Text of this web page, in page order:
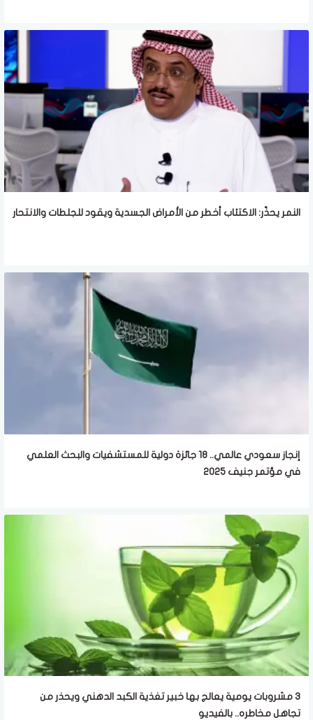
النمر يحذّر: الاكتئاب أخطر من الأمراض الجسدية ويقود للجلطات والانتحار
إنجاز سعودي عالمي.. 18 جائزة دولية للمستشفيات والبحث العلمي
في مؤتمر جنيف 2025
3 مشروبات يومية يعالج بها خبير تغذية الكبد الدهني ويحذر من
تجاهل مخاطره.. بالفيديو